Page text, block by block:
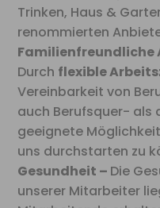
Trinken, Haus &
renommierten
Familienfreundliche
Durch flexible
Vereinbarkeit von
auch Berufsquer- als
geeignete
uns durchstarten zu
Gesundheit – Die
unserer Mitarbeiter